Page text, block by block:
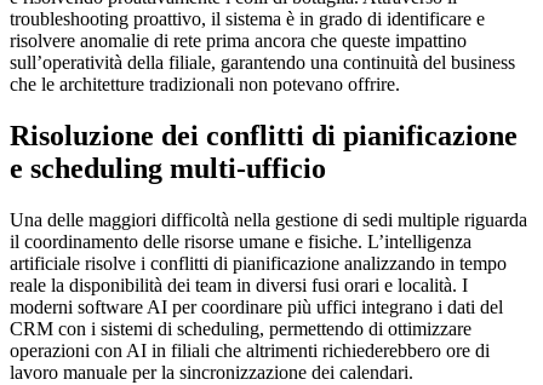
troubleshooting proattivo, il sistema è in grado di identificare e
risolvere anomalie di rete prima ancora che queste impattino
sull’operatività della filiale, garantendo una continuità del business
che le architetture tradizionali non potevano offrire.
Risoluzione dei conflitti di pianificazione
e scheduling multi-ufficio
Una delle maggiori difficoltà nella gestione di sedi multiple riguarda
il coordinamento delle risorse umane e fisiche. L’intelligenza
artificiale risolve i conflitti di pianificazione analizzando in tempo
reale la disponibilità dei team in diversi fusi orari e località. I
moderni software AI per coordinare più uffici integrano i dati del
CRM con i sistemi di scheduling, permettendo di ottimizzare
operazioni con AI in filiali che altrimenti richiederebbero ore di
lavoro manuale per la sincronizzazione dei calendari.